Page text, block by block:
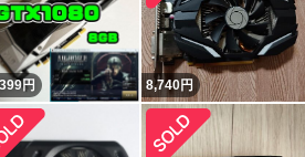
円 8,740円